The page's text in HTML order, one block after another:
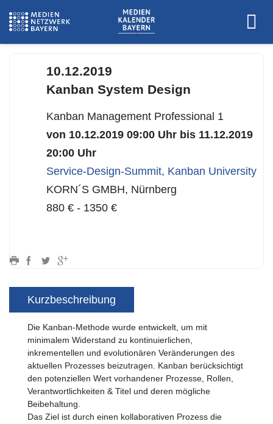
10.12.2019
Kanban System Design
Kanban Management Professional 1
von 10.12.2019 09:00 Uhr bis 11.12.2019
20:00 Uhr
Service-Design-Summit, Kanban University
KORN´S GMBH, Nürnberg
880 € - 1350 €
Kurzbeschreibung
Die Kanban-Methode wurde entwickelt, um mit
minimalem Widerstand zu kontinuierlichen,
inkrementellen und evolutionären Veränderungen des
aktuellen Prozesses beizutragen. Kanban berücksichtigt
den potenziellen Wert vorhandener Prozesse, Rollen,
Verantwortlichkeiten & Titel und deren mögliche
Beibehaltung.
Das Ziel ist durch einen kollaborativen Prozess die